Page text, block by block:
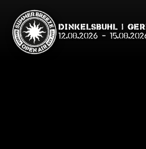
Dinkelsbühl |
12.08.2026 -